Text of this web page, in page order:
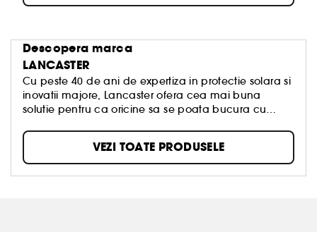
Descopera marca
LANCASTER
Cu peste 40 de ani de expertiza in protectie solara si
inovatii majore, Lancaster ofera cea mai buna
solutie pentru ca oricine sa se poata bucura cu
sporeste placerea de a te bronza, bazandu-se pe o
rutina de ingrijire in 3 pasi :
1. Pregatiti pielea pentru expunerea la soare.
2. Bronzati-va pielea si protejati-va pielea cu
VEZI TOATE PRODUSELE